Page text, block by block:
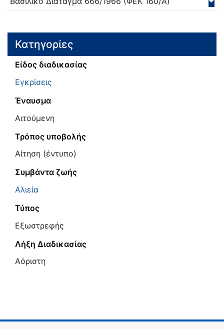
Κατηγορίες
Είδος διαδικασίας
Εγκρίσεις
Έναυσμα
Αιτούμενη
Τρόπος υποβολής
Αίτηση (έντυπο)
Συμβάντα ζωής
Αλιεία
Τύπος
Εξωστρεφής
Λήξη Διαδικασίας
Αόριστη